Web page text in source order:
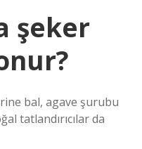
şeker
bal, agave şurubu
tatlandırıcılar da